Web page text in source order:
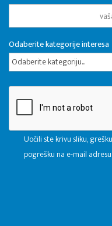
Odaberite kategorije interesa
Odaberite kategoriju...
Uočili ste krivu sliku,
pogrešku na e-mail adresu: